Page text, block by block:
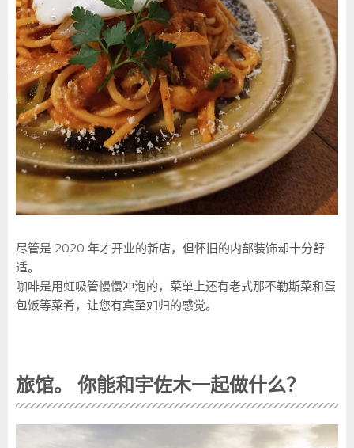
尽管是 2020 年才开业的新店，但怀旧的内部装饰却十分舒
适。
咖啡是用虹吸管慢慢冲泡的，菜单上还有老式那不勒斯菜和蛋
包饭等菜肴，让您有宾至如归的感觉。
旅馆。 你能和宇佐木一起做什么？